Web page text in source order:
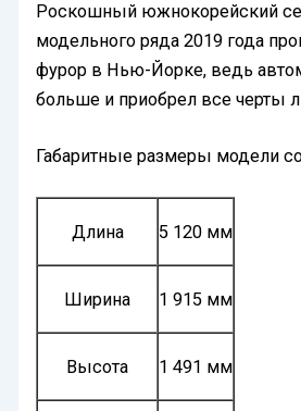
Роскошный южнокорейский
модельного ряда 2019 года
фурор в Нью-Йорке, ведь
больше и приобрел все черты
Габаритные размеры модели
Длина 5 120 мм
Ширина 1 915 мм
Высота 1 491 мм